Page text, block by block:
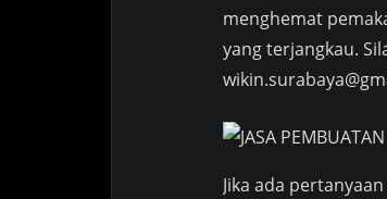
menghemat
yang terjangkau.
Jika ada